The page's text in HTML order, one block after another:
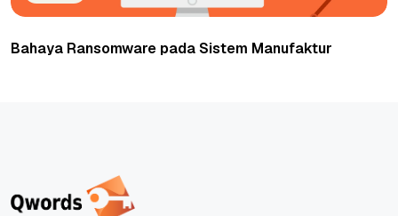
Bahaya Ransomware pada Sistem Manufaktur